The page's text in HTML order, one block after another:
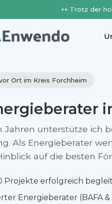
++ Trotz der
Ort im Kreis Forchheim
Jahren unterstütze ich
Als Energieberater
auf die besten
Projekte erfolgreich
Energieberater (BAFA &